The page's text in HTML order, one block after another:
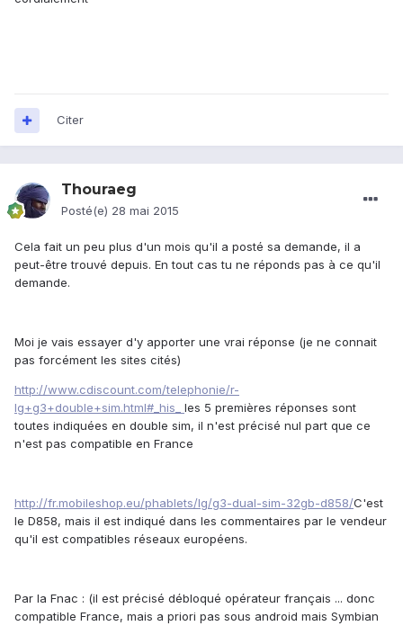
Citer
Thouraeg
Posté(e) 28 mai 2015
Cela fait un peu plus d'un mois qu'il a posté sa demande, il a
peut-être trouvé depuis. En tout cas tu ne réponds pas à ce qu'il
demande.
Moi je vais essayer d'y apporter une vrai réponse (je ne connait
pas forcément les sites cités)
http://www.cdiscount.com/telephonie/r-
lg+g3+double+sim.html#_his_ les 5 premières réponses sont
toutes indiquées en double sim, il n'est précisé nul part que ce
n'est pas compatible en France
http://fr.mobileshop.eu/phablets/lg/g3-dual-sim-32gb-d858/C'est
le D858, mais il est indiqué dans les commentaires par le vendeur
qu'il est compatibles réseaux européens.
Par la Fnac : (il est précisé débloqué opérateur français ... donc
compatible France, mais a priori pas sous android mais Symbian